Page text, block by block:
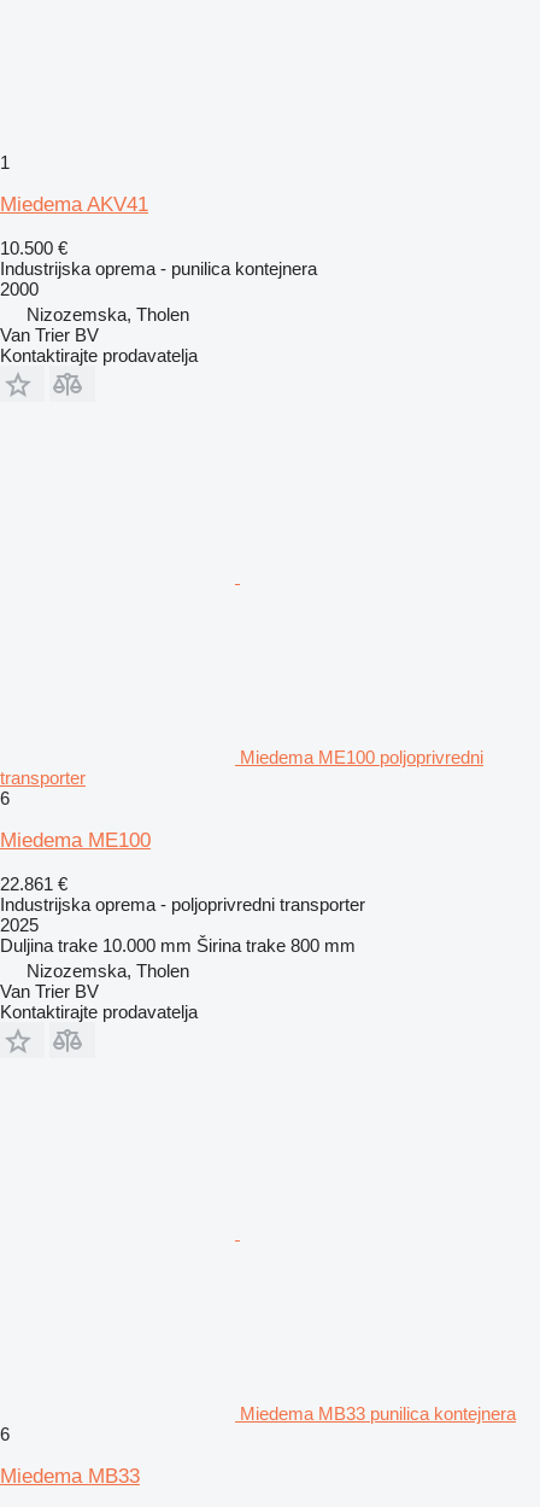
1
Miedema AKV41
10.500 €
Industrijska oprema - punilica kontejnera
2000
Nizozemska, Tholen
Van Trier BV
Kontaktirajte prodavatelja
Miedema ME100 poljoprivredni
transporter
6
Miedema ME100
22.861 €
Industrijska oprema - poljoprivredni transporter
2025
Duljina trake 10.000 mm Širina trake 800 mm
Nizozemska, Tholen
Van Trier BV
Kontaktirajte prodavatelja
Miedema MB33 punilica kontejnera
6
Miedema MB33